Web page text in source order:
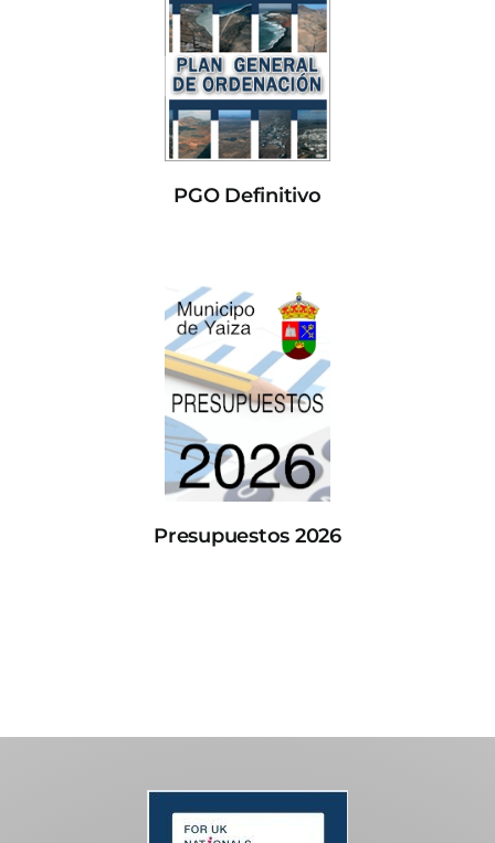
PGO Definitivo
Presupuestos 2026